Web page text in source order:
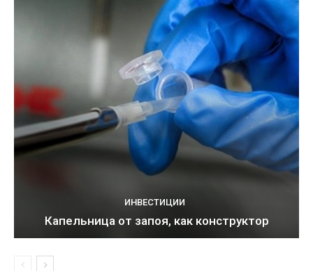
ИНВЕСТИЦИИ
Капельница от запоя, как конструктор